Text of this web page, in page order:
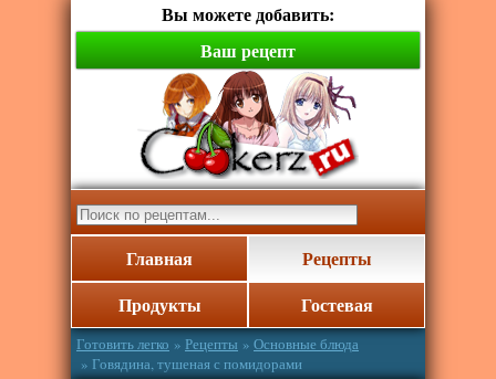
Вы можете добавить:
Ваш рецепт
Главная
Рецепты
Продукты
Гостевая
Готовить легко » Рецепты » Основные блюда
» Говядина, тушеная с помидорами